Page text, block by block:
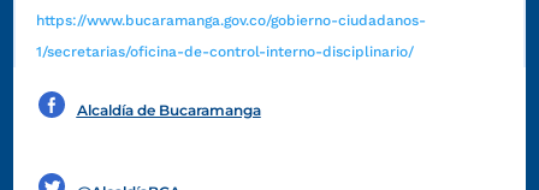
https://www.bucaramanga.gov.co/gobierno-ciudadanos-
1/secretarias/oficina-de-control-interno-disciplinario/
Alcaldía de Bucaramanga